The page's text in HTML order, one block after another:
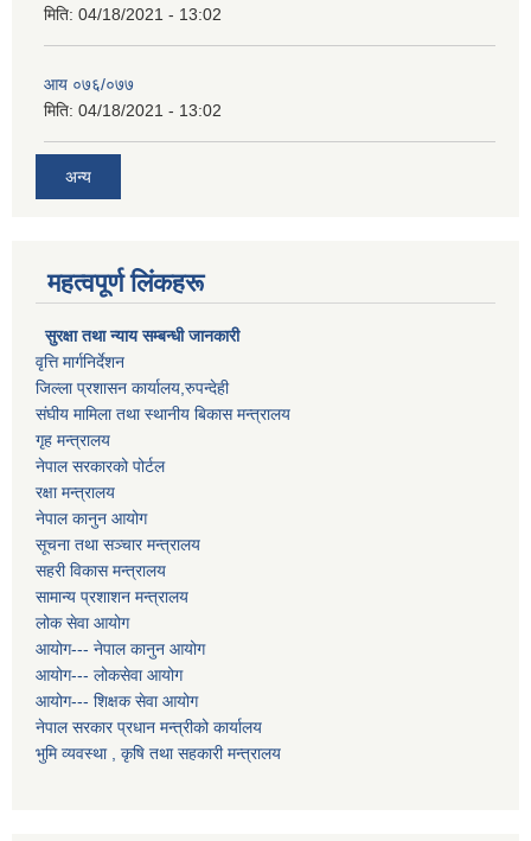
मिति: 04/18/2021 - 13:02
आय ०७६/०७७
मिति: 04/18/2021 - 13:02
अन्य
महत्वपूर्ण लिंकहरू
सुरक्षा तथा न्याय सम्बन्धी जानकारी
वृत्ति मार्गनिर्देशन
जिल्ला प्रशासन कार्यालय,रुपन्देही
संघीय मामिला तथा स्थानीय बिकास मन्त्रालय
गृह मन्त्रालय
नेपाल सरकारको पोर्टल
रक्षा मन्त्रालय
नेपाल कानुन आयोग
सूचना तथा सञ्चार मन्त्रालय
सहरी विकास मन्त्रालय
सामान्य प्रशाशन मन्त्रालय
लोक सेवा आयोग
आयोग--- नेपाल कानुन आयोग
आयोग--- लोकसेवा आयोग
आयोग--- शिक्षक सेवा आयोग
नेपाल सरकार प्रधान मन्त्रीको कार्यालय
भुमि व्यवस्था , कृषि तथा सहकारी मन्त्रालय